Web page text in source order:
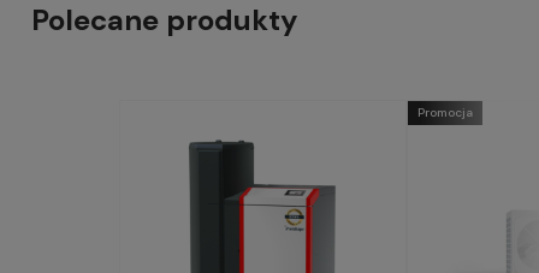
Polecane produkty
Promocja